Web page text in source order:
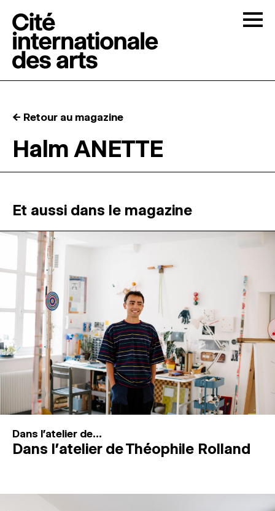
RÉSIDENCES ↓
ATELIERS OUVERTS
PROGRAMMATION
MAGAZINE
ESPACES DE PRATIQUE ARTISTIQUE ↓
Recherche
Connexion
← Retour au magazine
Halm ANETTE
Et aussi dans le magazine
Dans l'atelier de...
Dans l’atelier de Théophile Rolland